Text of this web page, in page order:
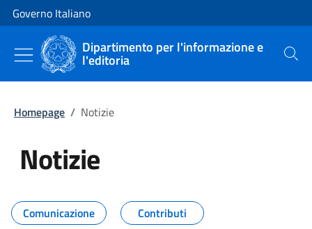
Vai al contenuto
Vai alla navigazione del sito
Governo Italiano
Dipartimento per l'informazione e
l'editoria Cerca
Homepage / Notizie
Notizie
Tutti i contenuti della pagina
Comunicazione
Contributi